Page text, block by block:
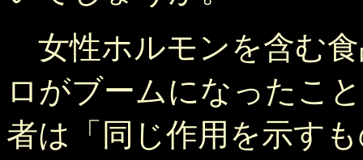
女性ホルモンを含む
ロがブームになったこ
者は「同じ作用を示す